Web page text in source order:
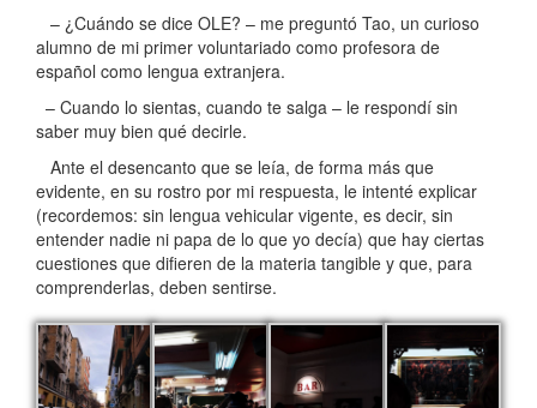
– ¿Cuándo se dice OLE? – me preguntó Tao, un curioso
alumno de mi primer voluntariado como profesora de
español como lengua extranjera.
– Cuando lo sientas, cuando te salga – le respondí sin
saber muy bien qué decirle.
Ante el desencanto que se leía, de forma más que
evidente, en su rostro por mi respuesta, le intenté explicar
(recordemos: sin lengua vehicular vigente, es decir, sin
entender nadie ni papa de lo que yo decía) que hay ciertas
cuestiones que difieren de la materia tangible y que, para
comprenderlas, deben sentirse.